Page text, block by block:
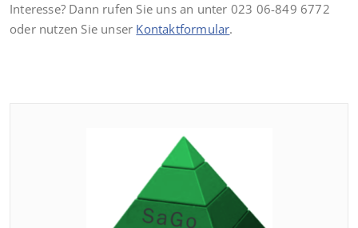
Interesse? Dann rufen Sie uns an unter 023 06-849 6772
oder nutzen Sie unser Kontaktformular.